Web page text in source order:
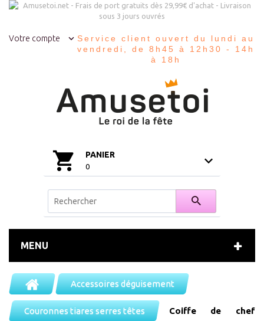
Votre compte
Service client ouvert du lundi au
vendredi, de 8h45 à 12h30 - 14h
à 18h
PANIER
0
MENU
Accessoires déguisement
Couronnes tiares serres têtes Coiffe de chef